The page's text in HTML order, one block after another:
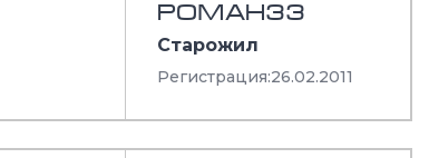
РОМАН33
Старожил
Регистрация:26.02.2011